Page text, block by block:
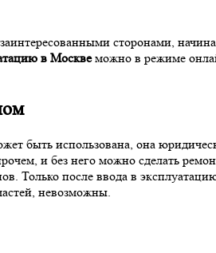
сторонами,
в Москвеможно в режиме
быть использована, она
и без него можно сделать
Только после ввода в
невозможны.